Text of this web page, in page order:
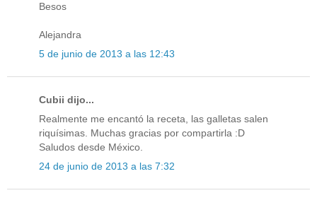
Besos
Alejandra
5 de junio de 2013 a las 12:43
Cubii dijo...
Realmente me encantó la receta, las galletas salen
riquísimas. Muchas gracias por compartirla :D
Saludos desde México.
24 de junio de 2013 a las 7:32